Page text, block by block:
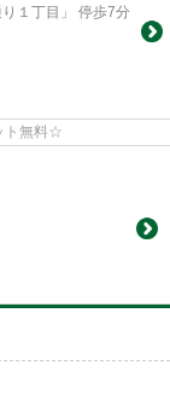
１丁目」 停歩7分
ト無料☆